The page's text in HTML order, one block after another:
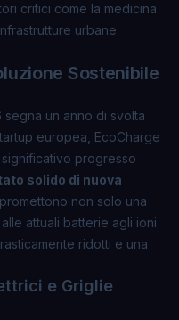
critici come la medicina
urbane
Sostenibile
un anno di svolta
europea, EcoCharge
significativo progresso
solido di nuova
non solo una
attuali batterie agli ioni
ridotti e una
e Griglie